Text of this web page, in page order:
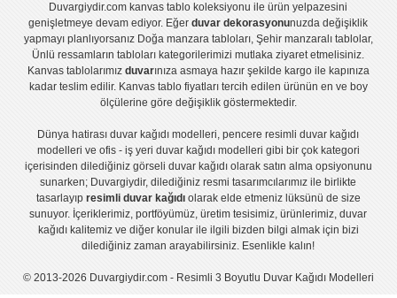
Duvargiydir.com kanvas tablo koleksiyonu ile ürün yelpazesini
genişletmeye devam ediyor. Eğerduvar dekorasyonunuzda değişiklik
yapmayı planlıyorsanız Doğa manzara tabloları, Şehir manzaralı tablolar,
Ünlü ressamların tabloları kategorilerimizi mutlaka ziyaret etmelisiniz.
Kanvas tablolarımız duvarınıza asmaya hazır şekilde kargo ile kapınıza
kadar teslim edilir. Kanvas tablo fiyatlarıtercih edilen ürünün en ve boy
ölçülerine göre değişiklik göstermektedir.
Dünya hatirası duvar kağıdı modelleri,pencere resimli duvar kağıdı
modelleri ve ofis - iş yeri duvar kağıdı modelleri gibi bir çok kategori
içerisinden dilediğiniz görseli duvar kağıdı olarak satın alma opsiyonunu
sunarken; Duvargiydir, dilediğiniz resmi tasarımcılarımız ile birlikte
tasarlayıp resimli duvar kağıdıolarak elde etmeniz lüksünü de size
sunuyor. İçeriklerimiz, portföyümüz, üretim tesisimiz, ürünlerimiz, duvar
kağıdı kalitemiz ve diğer konular ile ilgili bizden bilgi almak için bizi
dilediğiniz zaman arayabilirsiniz. Esenlikle kalın!
© 2013-2026 Duvargiydir.com - Resimli 3 Boyutlu Duvar Kağıdı Modelleri